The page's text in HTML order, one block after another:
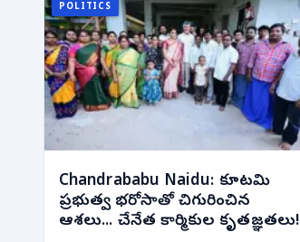
POLITICS
Chandrababu Naidu: కూటమి
ప్రభుత్వ భరోసాతో చిగురించిన
ఆశలు... చేనేత కార్మికుల కృతజ్ఞతలు!